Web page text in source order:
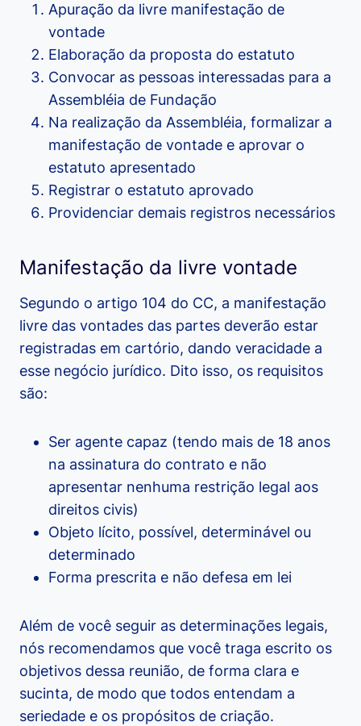
Apuração da livre manifestação de
vontade
Elaboração da proposta do estatuto
Convocar as pessoas interessadas para a
Assembléia de Fundação
Na realização da Assembléia, formalizar a
manifestação de vontade e aprovar o
estatuto apresentado
Registrar o estatuto aprovado
Providenciar demais registros necessários
Manifestação da livre vontade
Segundo o artigo 104 do CC, a manifestação
livre das vontades das partes deverão estar
registradas em cartório, dando veracidade a
esse negócio jurídico. Dito isso, os requisitos
são:
Ser agente capaz (tendo mais de 18 anos
na assinatura do contrato e não
apresentar nenhuma restrição legal aos
direitos civis)
Objeto lícito, possível, determinável ou
determinado
Forma prescrita e não defesa em lei
Além de você seguir as determinações legais,
nós recomendamos que você traga escrito os
objetivos dessa reunião, de forma clara e
sucinta, de modo que todos entendam a
seriedade e os propósitos de criação.